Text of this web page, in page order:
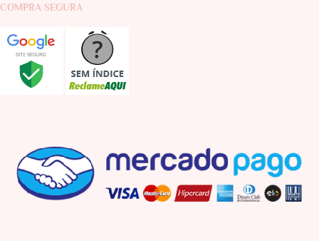
COMPRA SEGURA